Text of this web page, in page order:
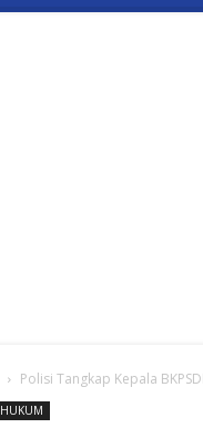
Polisi Tangkap Kepala
HUKUM